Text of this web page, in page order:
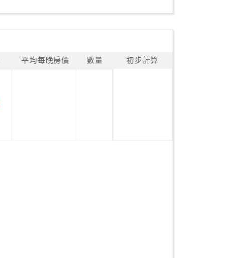
平均每晚房價 數量 初步計算